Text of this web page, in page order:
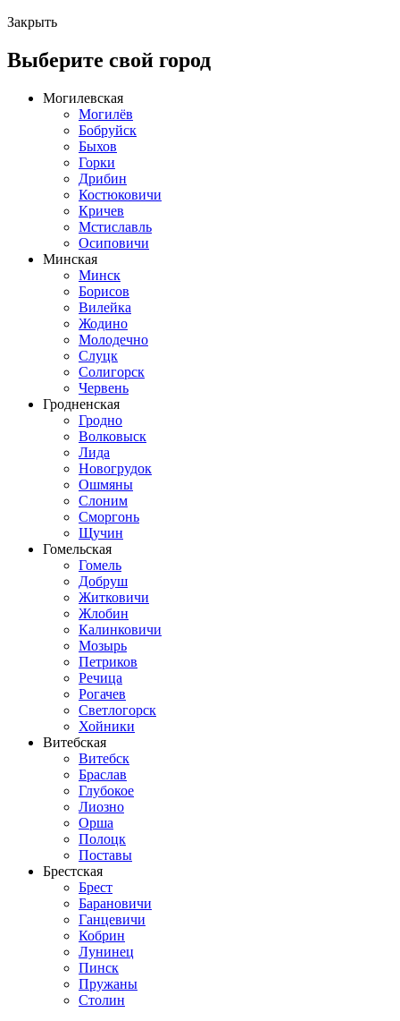
Закрыть
Выберите свой город
Могилевская
Могилёв
Бобруйск
Быхов
Горки
Дрибин
Костюковичи
Кричев
Мстиславль
Осиповичи
Минская
Минск
Борисов
Вилейка
Жодино
Молодечно
Слуцк
Солигорск
Червень
Гродненская
Гродно
Волковыск
Лида
Новогрудок
Ошмяны
Слоним
Сморгонь
Щучин
Гомельская
Гомель
Добруш
Житковичи
Жлобин
Калинковичи
Мозырь
Петриков
Речица
Рогачев
Светлогорск
Хойники
Витебская
Витебск
Браслав
Глубокое
Лиозно
Орша
Полоцк
Поставы
Брестская
Брест
Барановичи
Ганцевичи
Кобрин
Лунинец
Пинск
Пружаны
Столин